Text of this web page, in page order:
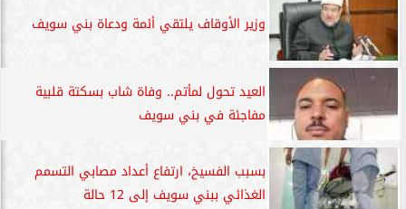
وزير الأوقاف يلتقي أئمة ودعاة بني سويف
العيد تحول لمأتم.. وفاة شاب بسكتة قلبية
مفاجئة في بني سويف
بسبب الفسيخ، ارتفاع أعداد مصابي التسمم
الغذائي ببني سويف إلى 12 حالة